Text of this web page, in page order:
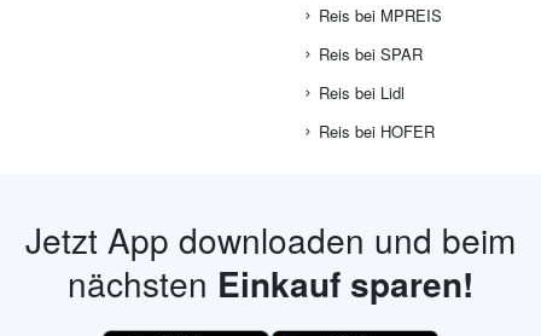
Reis bei MPREIS
Reis bei SPAR
Reis bei Lidl
Reis bei HOFER
Jetzt App downloaden und beim
nächsten Einkauf sparen!